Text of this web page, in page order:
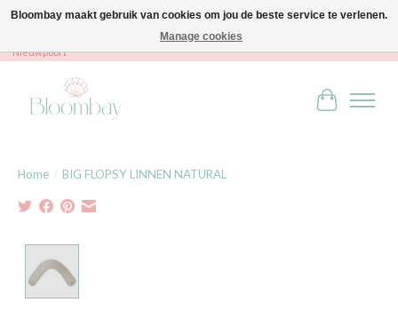
Bloombay - Babies & Kids - Bali home & interior - Robert Orlentpromenade 9A -
Nieuwpoort
Home / BIG FLOPSY LINNEN NATURAL
Bloombay maakt gebruik van cookies om jou de beste service te verlenen.
Manage cookies